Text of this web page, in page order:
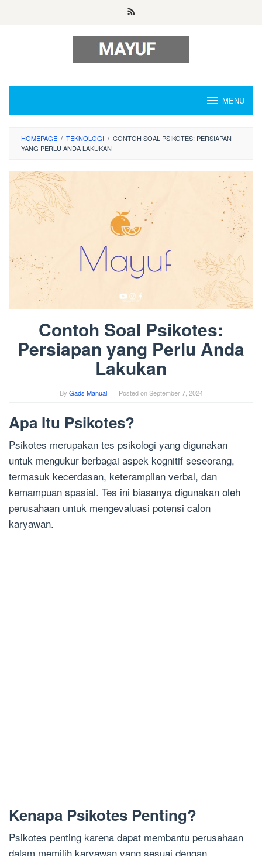
MENU
HOMEPAGE / TEKNOLOGI / CONTOH SOAL PSIKOTES: PERSIAPAN
YANG PERLU ANDA LAKUKAN
Contoh Soal Psikotes:
Persiapan yang Perlu Anda
Lakukan
By Gads Manual Posted onSeptember 7, 2024
Apa Itu Psikotes?
Psikotes merupakan tes psikologi yang digunakan
untuk mengukur berbagai aspek kognitif seseorang,
termasuk kecerdasan, keterampilan verbal, dan
kemampuan spasial. Tes ini biasanya digunakan oleh
perusahaan untuk mengevaluasi potensi calon
karyawan.
Kenapa Psikotes Penting?
Psikotes penting karena dapat membantu perusahaan
dalam memilih karyawan yang sesuai dengan